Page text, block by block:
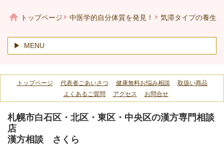
トップページ 中医学的自分体質を発見！ 気滞タイプの養生
MENU
トップページ 代表者ごあいさつ 健康無料お悩み相談
取扱い商品
よくあるご質問
アクセス お問合せ
札幌市白石区・北区・東区・中央区の漢方専門相談
店
漢方相談 さくら